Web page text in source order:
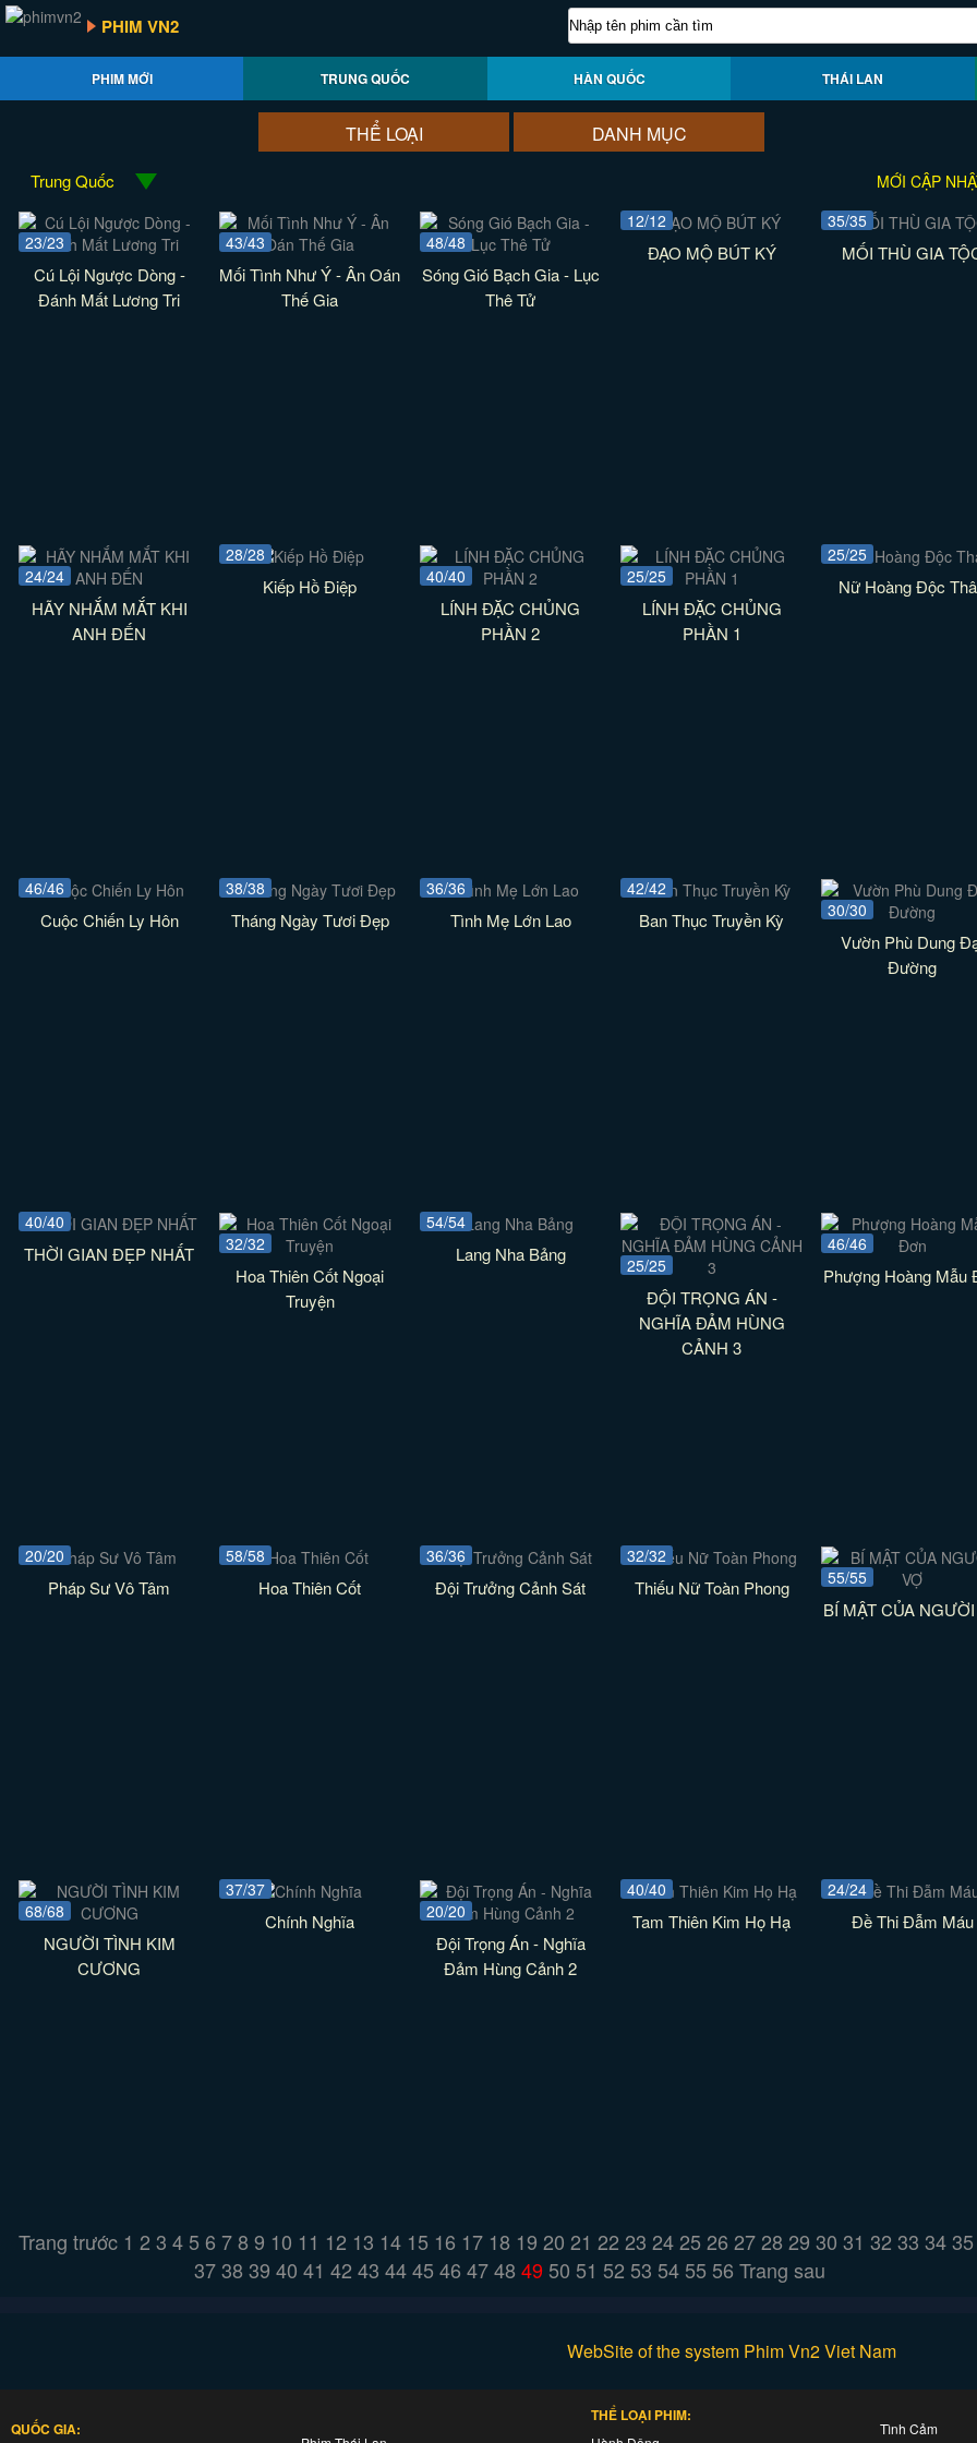
PHIM VN2
PHIM MỚI TRUNG QUỐC HÀN QUỐC THÁI LAN
THỂ LOẠI DANH MỤC
Trung Quốc MỚI CẬP
23/23
Cú Lội Ngược Dòng -
Đánh Mất Lương Tri
43/43
Mối Tình Như Ý - Ân Oán
Thế Gia
48/48
Sóng Gió Bạch Gia - Lục
Thê Tử
12/12
ĐẠO MỘ BÚT KÝ
35/35
MỐI THÙ GIA
24/24
HÃY NHẮM MẮT KHI
ANH ĐẾN
28/28
Kiếp Hồ Điệp 40/40
LÍNH ĐẶC CHỦNG
PHẦN 2
25/25
LÍNH ĐẶC CHỦNG
PHẦN 1
25/25
Nữ Hoàng Độc
46/46
Cuộc Chiến Ly Hôn
38/38
Tháng Ngày Tươi Đẹp
36/36
Tình Mẹ Lớn Lao
42/42
Ban Thục Truyền Kỳ 30/30
Vườn Phù Dung
Đường
40/40
THỜI GIAN ĐẸP NHẤT 32/32
Hoa Thiên Cốt Ngoại
Truyện
54/54
Lang Nha Bảng 25/25
ĐỘI TRỌNG ÁN -
NGHĨA ĐẢM HÙNG
CẢNH 3
46/46
Phượng Hoàng Mẫu
20/20
Pháp Sư Vô Tâm
58/58
Hoa Thiên Cốt
36/36
Đội Trưởng Cảnh Sát
32/32
Thiếu Nữ Toàn Phong 55/55
BÍ MẬT CỦA
68/68
NGƯỜI TÌNH KIM
CƯƠNG
37/37
Chính Nghĩa 20/20
Đội Trọng Án - Nghĩa
Đảm Hùng Cảnh 2
40/40
Tam Thiên Kim Họ Hạ
24/24
Đề Thi Đẫm Máu
Trang trước 1 2 3 4 5 6 7 8 9 10 11 12 13 14 15 16 17 18 19 20 21 22 23 24 25 26 27 28 29 30 31 32 33 34 35
37 38 39 40 41 42 43 44 45 46 47 48 49 50 51 52 53 54 55 56 Trang sau
WebSite of the system Phim Vn2 Viet Nam
QUỐC GIA:
THỂ LOẠI PHIM:
Tình Cảm